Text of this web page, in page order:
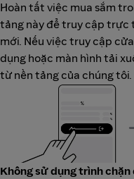
Hoàn tất việc mua sắm
tảng này để truy cập trực
mới. Nếu việc truy cập
dụng hoặc màn hình tải
từ nền tảng của chúng tôi.
Không sử dụng trình